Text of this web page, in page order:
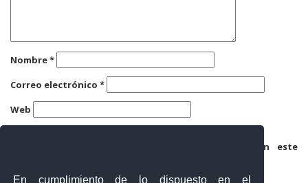
En cumplimiento de lo dispuesto en el
Nombre*
Correo electrónico *
Web
Guarda mi nombre, correo electrónico y web en este